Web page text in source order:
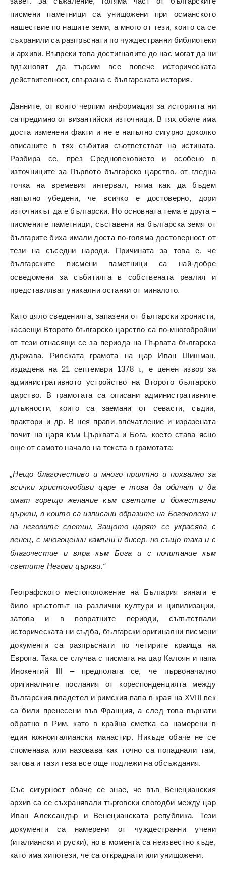
писмени паметници са унищожени при османското
нашествие по нашите земи, а много от тези, които са се
съхранили са разпръснати по чуждестранни библиотеки
и архиви. Въпреки това достигналите до нас могат да ни
вдъхновят да търсим все повече историческата
действителност, свързана с българската история.
Данните, от които черпим информация за историята ни
са предимно от византийски източници. В тях обаче има
доста изменени факти и не е напълно сигурно доколко
описаните в тях събития съответстват на истината.
Разбира се, през Средновековието и особено в
източниците за Първото българско царство, от гледна
точка на времевия интервал, няма как да бъдем
напълно убедени, че всичко е достоверно, дори
източникът да е български. Но основната тема е друга –
писмените паметници, съставени на българска земя от
българите биха имали доста по-голяма достоверност от
тези на съседни народи. Причината за това е, че
българските писмени паметници са най-добре
осведомени за събитията в собствената реалия и
представляват уникални останки от миналото.
Като цяло сведенията, запазени от български хронисти,
касаещи Второто българско царство са по-многобройни
от тези отнасящи се за периода на Първата българска
държава. Рилската грамота на цар Иван Шишман,
издадена на 21 септември 1378 г., е ценен извор за
административното устройство на Второто българско
царство. В грамотата са описани административните
длъжности, които са заемани от севасти, съдии,
практори и др. В нея прави впечатление и изразената
почит на царя към Църквата и Бога, което става ясно
още от самото начало на текста в грамотата:
„Нещо благочестиво и много приятно и похвално за
всички христолюбиви царе е това да обичат и да
имат горещо желание към светите и божествени
църкви, в които са изписани образите на Богочовека и
на неговите светии. Защото царят се украсява с
венец, с многоценни камъни и бисер, но също така и с
благочестие и вяра към Бога и с почитание към
светите Негови църкви.“
Географското местоположение на България винаги е
било кръстопът на различни култури и цивилизации,
затова и в повратните периоди, съпътствали
историческата ни съдба, български оригинални писмени
документи са разпръснати по четирите краища на
Европа. Така се случва с писмата на цар Калоян и папа
Инокентий III – предполага се, че първоначално
оригиналните послания от кореспонденцията между
българския владетел и римския папа в края на XVIII век
са били пренесени във Франция, а след това върнати
обратно в Рим, като в крайна сметка са намерени в
един южноиталиански манастир. Никъде обаче не се
споменава или назовава как точно са попаднали там,
затова и тази теза все още подлежи на обсъждания.
Със сигурност обаче се знае, че във Венецианския
архив са се съхранявали търговски спогодби между цар
Иван Александър и Венецианската република. Тези
документи са намерени от чуждестранни учени
(италиански и руски), но в момента са неизвестно къде,
като има хипотези, че са откраднати или унищожени.